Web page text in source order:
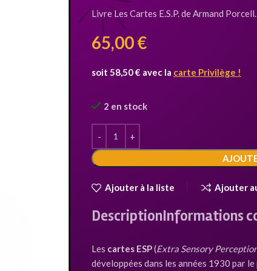
Livre Les Cartes E.S.P. de Armand Porcell.
65,00€
soit 58,50 € avec la carte Privilège !
2 en stock
Ajouter à la liste Ajouter
DescriptionInformations
Les cartes ESP(Extra Sensory
développées dans les années 1930 par